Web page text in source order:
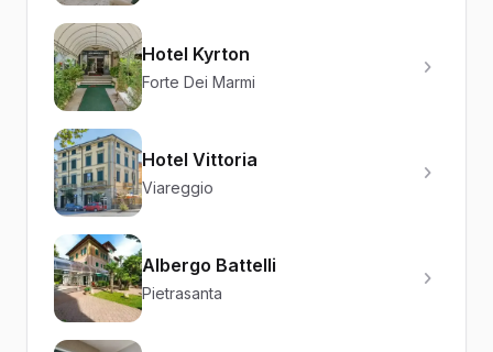
Hotel Kyrton
Forte Dei Marmi
Hotel Vittoria
Viareggio
Albergo Battelli
Pietrasanta